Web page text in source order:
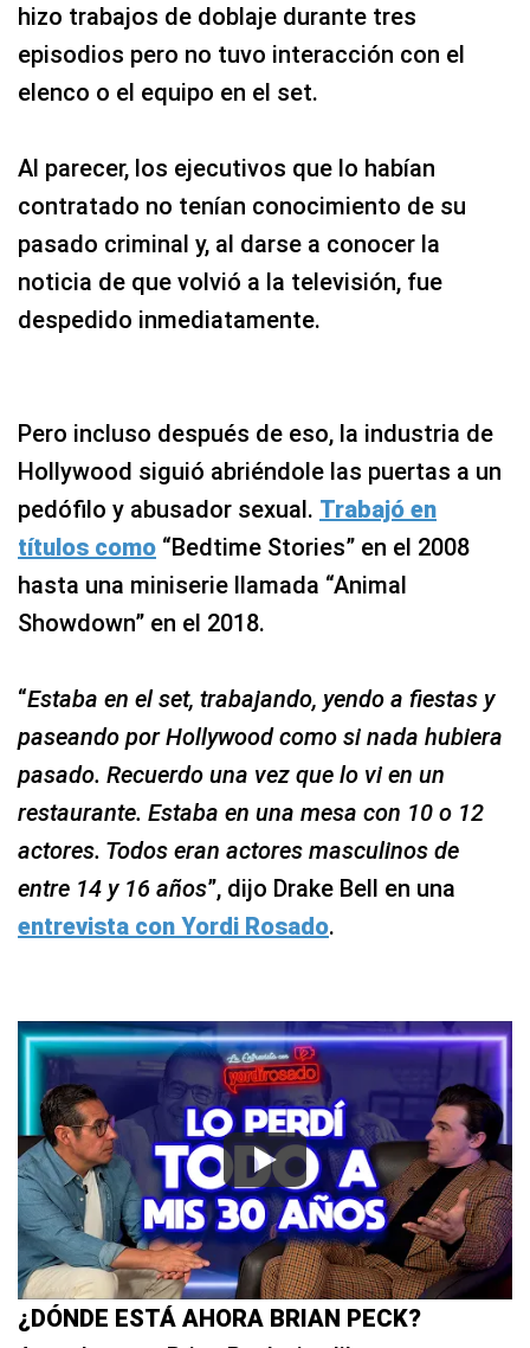
hizo trabajos de doblaje durante tres
episodios pero no tuvo interacción con el
elenco o el equipo en el set.
Al parecer, los ejecutivos que lo habían
contratado no tenían conocimiento de su
pasado criminal y, al darse a conocer la
noticia de que volvió a la televisión, fue
despedido inmediatamente.
Pero incluso después de eso, la industria de
Hollywood siguió abriéndole las puertas a un
pedófilo y abusador sexual. Trabajó en
títulos como “Bedtime Stories” en el 2008
hasta una miniserie llamada “Animal
Showdown” en el 2018.
“Estaba en el set, trabajando, yendo a fiestas y
paseando por Hollywood como si nada hubiera
pasado. Recuerdo una vez que lo vi en un
restaurante. Estaba en una mesa con 10 o 12
actores. Todos eran actores masculinos de
entre 14 y 16 años”, dijo Drake Bell en una
entrevista con Yordi Rosado.
¿DÓNDE ESTÁ AHORA BRIAN PECK?